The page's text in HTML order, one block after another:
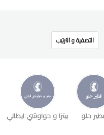
التصفية و الترتيب
حلو بيتزا و حواوشي ايطالي